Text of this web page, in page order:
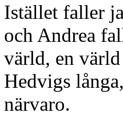
Istället faller
och Andrea
värld, en
Hedvigs
närvaro.